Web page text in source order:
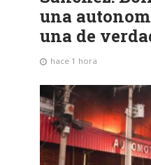
una
una de
hace 1 hora